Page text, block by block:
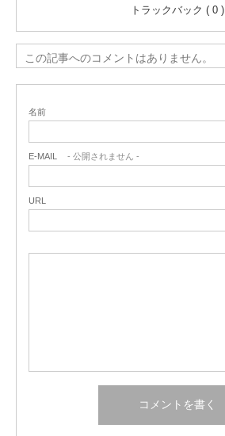
トラックバック ( 0 )
この記事へのコメントはありません。
名前
E-MAIL - 公開されません -
URL